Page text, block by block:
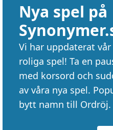
Nya spel på
Vi har uppdaterat
roliga spel! Ta en
med korsord och
av våra nya spel.
bytt namn till Ordröj.